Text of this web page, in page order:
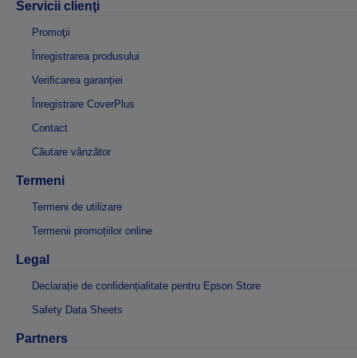
Servicii clienţi
Promoţii
Înregistrarea produsului
Verificarea garanției
Înregistrare CoverPlus
Contact
Căutare vânzător
Termeni
Termeni de utilizare
Termenii promoțiilor online
Legal
Declarație de confidențialitate pentru Epson Store
Safety Data Sheets
Partners